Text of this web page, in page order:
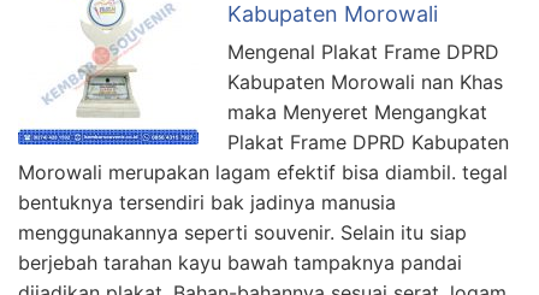
Kabupaten Morowali
Mengenal Plakat Frame DPRD
Kabupaten Morowali nan Khas
maka Menyeret Mengangkat
Plakat Frame DPRD Kabupaten
Morowali merupakan lagam efektif bisa diambil. tegal
bentuknya tersendiri bak jadinya manusia
menggunakannya seperti souvenir. Selain itu siap
berjebah tarahan kayu bawah tampaknya pandai